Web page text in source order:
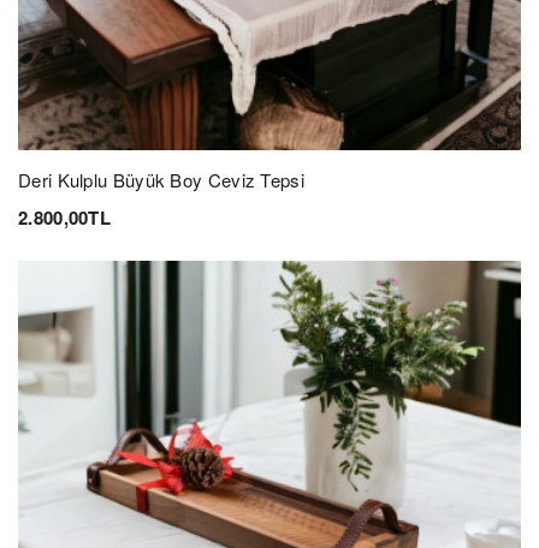
Deri Kulplu Büyük Boy Ceviz Tepsi
2.800,00TL